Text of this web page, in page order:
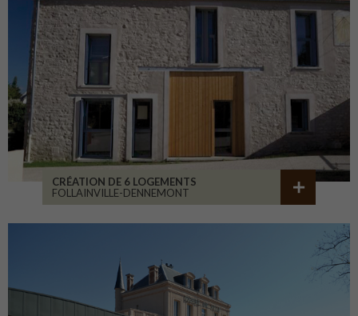
CRÉATION DE 6 LOGEMENTS
FOLLAINVILLE-DENNEMONT